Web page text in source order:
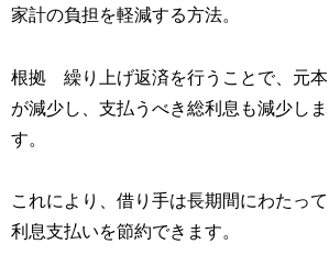
家計の負担を軽減する方法。
根拠 繰り上げ返済を行うことで、元本
が減少し、支払うべき総利息も減少しま
す。
これにより、借り手は長期間にわたって
利息支払いを節約できます。